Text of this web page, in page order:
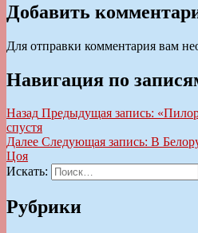
Добавить
Для отправки комментария вам
Навигация по
Назад Предыдущая запись:
спустя
Далее Следующая запись: В
Цоя
Искать:
Рубрики